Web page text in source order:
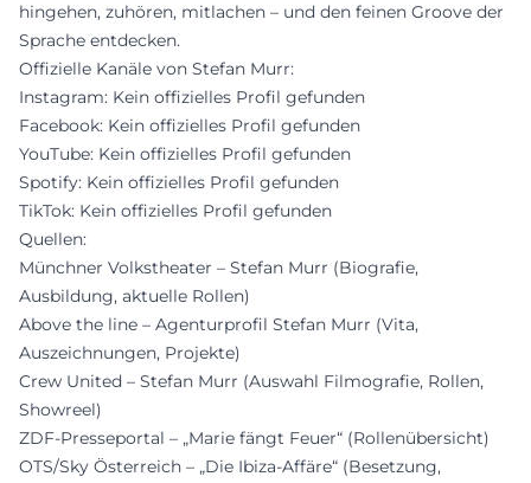
hingehen, zuhören, mitlachen – und den feinen Groove der
Sprache entdecken.
Offizielle Kanäle von Stefan Murr:
Instagram: Kein offizielles Profil gefunden
Facebook: Kein offizielles Profil gefunden
YouTube: Kein offizielles Profil gefunden
Spotify: Kein offizielles Profil gefunden
TikTok: Kein offizielles Profil gefunden
Quellen:
Münchner Volkstheater – Stefan Murr (Biografie,
Ausbildung, aktuelle Rollen)
Above the line – Agenturprofil Stefan Murr (Vita,
Auszeichnungen, Projekte)
Crew United – Stefan Murr (Auswahl Filmografie, Rollen,
Showreel)
ZDF-Presseportal – „Marie fängt Feuer“ (Rollenübersicht)
OTS/Sky Österreich – „Die Ibiza-Affäre“ (Besetzung,